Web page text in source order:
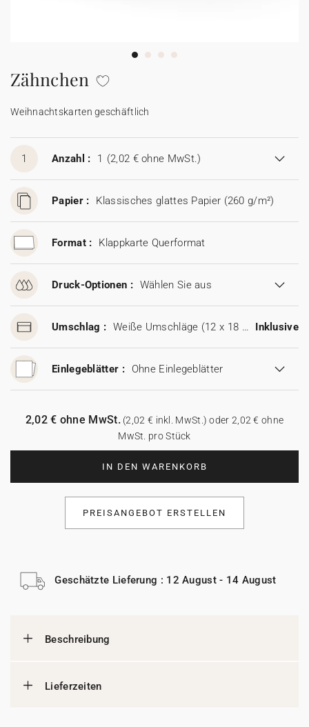
Aufkleber
Zähnchen
Weihnachtskarten geschäftlich
1 Anzahl : 1 (2,02 € ohne MwSt.)
Papier : Klassisches glattes Papier (260 g/m²)
Format : Klappkarte Querformat
Druck-Optionen : Wählen Sie aus
Umschlag : Weiße Umschläge (12 x 18 cm) Inklusive
Einlegeblätter : Ohne Einlegeblätter
IN DEN WARENKORB
2,02 € ohne MwSt.(2,02 € inkl. MwSt.) oder 2,02 € ohne
MwSt. pro Stück
PREISANGEBOT ERSTELLEN
Geschätzte Lieferung : 12 August - 14 August
Beschreibung
Lieferzeiten